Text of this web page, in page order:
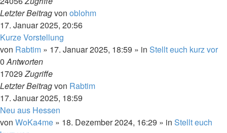
Letzter Beitragvon oblohm
17. Januar 2025, 20:56
Kurze Vorstellung
von Rabtim » 17. Januar 2025, 18:59 » in Stellt euch kurz vor
0Antworten
17029Zugriffe
Letzter Beitragvon Rabtim
17. Januar 2025, 18:59
Neu aus Hessen
von WoKa4me » 18. Dezember 2024, 16:29 » in Stellt euch